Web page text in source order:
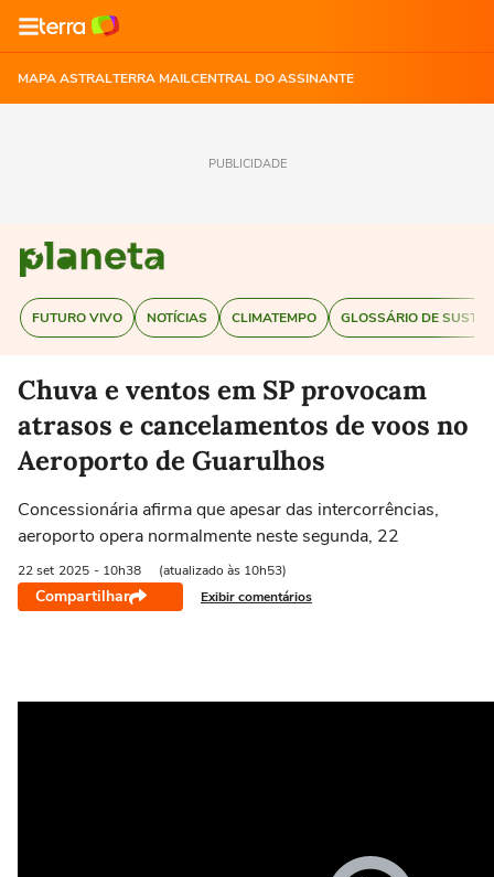
MAPA ASTRALTERRA MAILCENTRAL DO ASSINANTE
PUBLICIDADE
FUTURO VIVO NOTÍCIAS CLIMATEMPO GLOSSÁRIO DE
Chuva e ventos em SP provocam
atrasos e cancelamentos de voos no
Aeroporto de Guarulhos
Concessionária afirma que apesar das intercorrências,
aeroporto opera normalmente neste segunda, 22
22 set 2025 - 10h38 (atualizado às 10h53)
Compartilhar Exibir comentários